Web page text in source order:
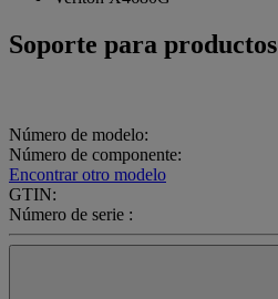
Soporte para productos
Número de modelo:
Número de componente:
Encontrar otro modelo
GTIN:
Número de serie :